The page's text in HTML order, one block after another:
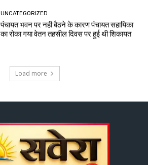
UNCATEGORIZED
पंचायत भवन पर नही बैठने के कारण पंचायत सहायिका
का रोका गया वेतन तहसील दिवस पर हुई थी शिकायत
Load more